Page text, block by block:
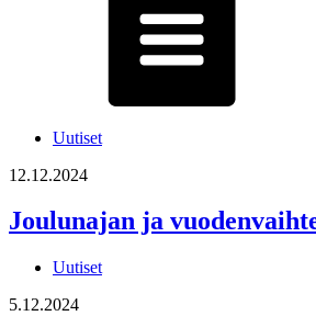
Uutiset
12.12.2024
Joulunajan ja
Uutiset
5.12.2024